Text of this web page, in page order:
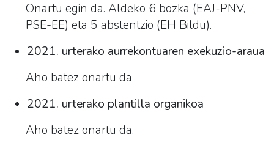
Onartu egin da. Aldeko 6 bozka (EAJ-PNV,
PSE-EE) eta 5 abstentzio (EH Bildu).
2021. urterako aurrekontuaren exekuzio-araua
Aho batez onartu da
2021. urterako plantilla organikoa
Aho batez onartu da.